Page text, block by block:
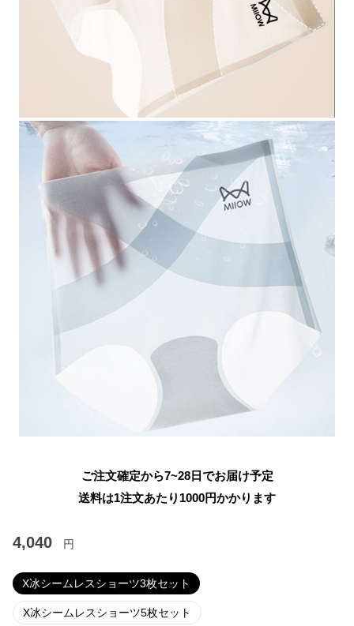
ご注文確定から7~28日でお届け予定
送料は1注文あたり 1000円かかります
4,040 円
X冰シームレスショーツ3枚セット
X冰シームレスショーツ5枚セット